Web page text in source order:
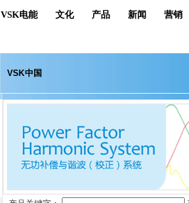
VSK电能 文化 产品 新闻 营销
VSK中国